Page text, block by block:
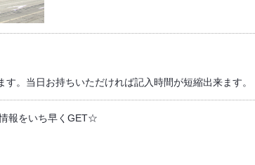
。当日お持ちいただければ記入時間が短縮出来ます。
報をいち早くGET☆